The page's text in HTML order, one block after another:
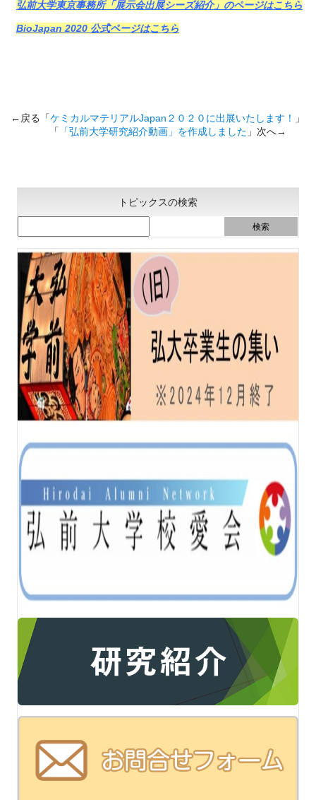
弘前大学東京事務所「展示会出展シーズ紹介」のページはこちら
BioJapan 2020 公式ページはこちら
←戻る「ケミカルマテリアルJapan２０２０に出展いたします！
」
「
「弘前大学研究紹介動画」を作成しました 」次へ→
トピックスの検索